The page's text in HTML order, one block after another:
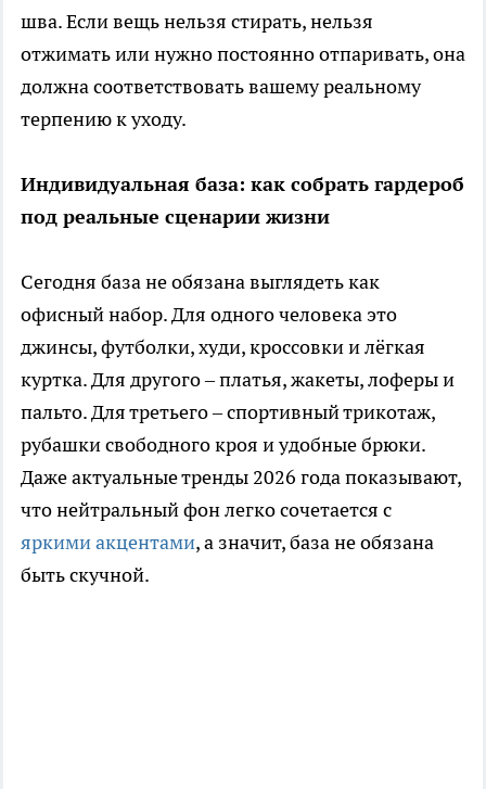
шва. Если вещь нельзя стирать, нельзя
отжимать или нужно постоянно отпаривать, она
должна соответствовать вашему реальному
терпению к уходу.
Индивидуальная база: как собрать гардероб
под реальные сценарии жизни
Сегодня база не обязана выглядеть как
офисный набор. Для одного человека это
джинсы, футболки, худи, кроссовки и лёгкая
куртка. Для другого – платья, жакеты, лоферы и
пальто. Для третьего – спортивный трикотаж,
рубашки свободного кроя и удобные брюки.
Даже актуальные тренды 2026 года показывают,
что нейтральный фон легко сочетается с
яркими акцентами, а значит, база не обязана
быть скучной.